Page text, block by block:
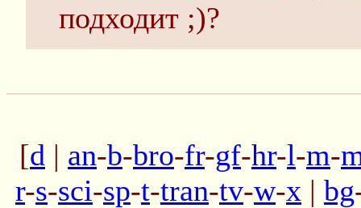
подходит ;)?
[d | an-b-bro-fr-gf-hr-l-m-
r-s-sci-sp-t-tran-tv-w-x | bg